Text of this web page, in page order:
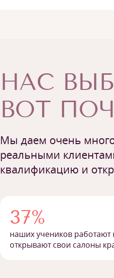
НАС
ВОТ
Мы даем очень
реальными
квалификацию и
37%
наших учеников работают
открывают свои салоны